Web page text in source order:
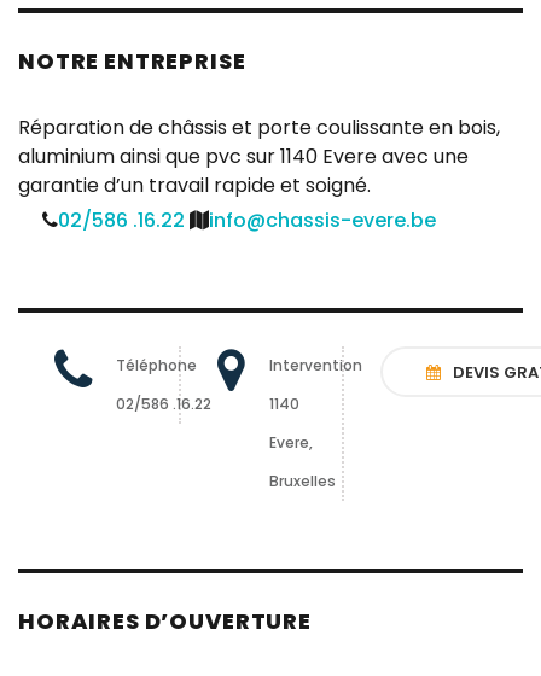
NOTRE ENTREPRISE
Réparation de châssis et porte coulissante en bois,
aluminium ainsi que pvc sur 1140 Evere avec une
garantie d’un travail rapide et soigné.
02/586 .16.22
info@chassis-evere.be
Téléphone
02/586 .16.22
Intervention
1140
Evere,
Bruxelles
DEVIS
HORAIRES D’OUVERTURE